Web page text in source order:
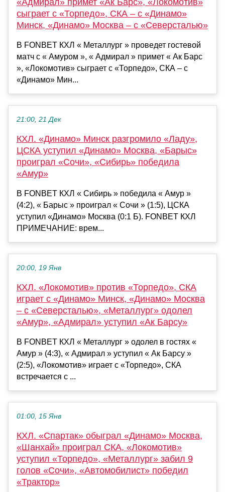
сыграет с «Торпедо», СКА – с «Динамо»
Минск, «Динамо» Москва – с «Северсталью»
В FONBET КХЛ « Металлург » проведет гостевой
матч с « Амуром », « Адмирал » примет « Ак Барс
», «Локомотив» сыграет с «Торпедо», СКА – с
«Динамо» Мин...
21:00, 21 Дек
КХЛ. «Динамо» Минск разгромило «Ладу»,
ЦСКА уступил «Динамо» Москва, «Барыс»
проиграл «Сочи», «Сибирь» победила
«Амур»
В FONBET КХЛ « Сибирь » победила « Амур »
(4:2), « Барыс » проиграл « Сочи » (1:5), ЦСКА
уступил «Динамо» Москва (0:1 Б). FONBET КХЛ
ПРИМЕЧАНИЕ: врем...
20:00, 19 Янв
КХЛ. «Локомотив» против «Торпедо», СКА
играет с «Динамо» Минск, «Динамо» Москва
– с «Северсталью», «Металлург» одолел
«Амур», «Адмирал» уступил «Ак Барсу»
В FONBET КХЛ « Металлург » одолел в гостях «
Амур » (4:3), « Адмирал » уступил « Ак Барсу »
(2:5), «Локомотив» играет с «Торпедо», СКА
встречается с ...
01:00, 15 Янв
КХЛ. «Спартак» обыграл «Динамо» Москва,
«Шанхай» проиграл СКА, «Локомотив»
уступил «Торпедо», «Металлург» забил 9
голов «Сочи», «Автомобилист» победил
«Трактор»